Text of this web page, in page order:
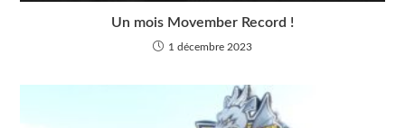
Un mois Movember Record !
1 décembre 2023